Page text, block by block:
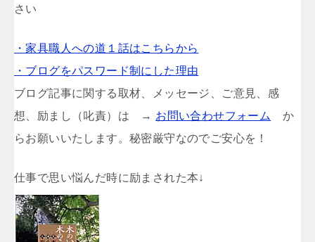
さい
・家具職人への道１話はこちらから
・ブログをパスワード制にした理由
ブログ記事に関する取材、メッセージ、ご意見、感
想、励まし（叱責）は → お問い合わせフォーム
か
らお願いいたします。秘密厳守なのでご安心を！
仕事で思い悩んだ時に励まされた本↓